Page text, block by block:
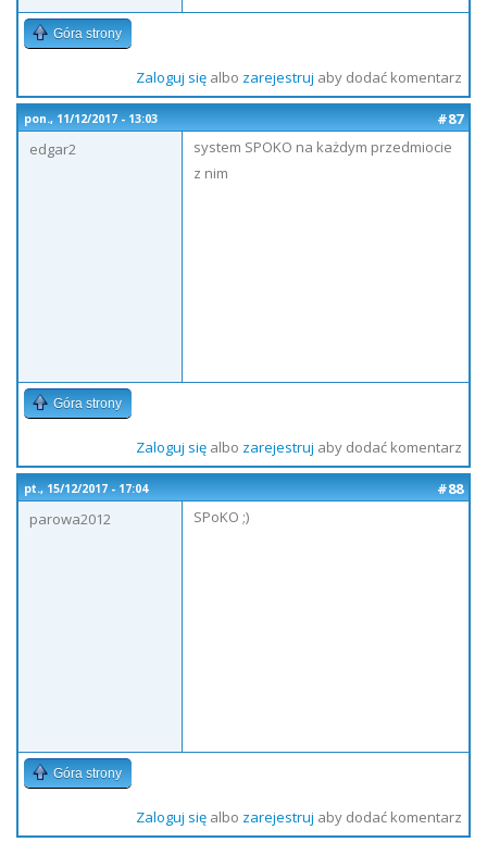
Góra strony
Zaloguj sięalbo zarejestruj aby dodać komentarz
pon., 11/12/2017 - 13:03
#87
edgar2
system SPOKO na każdym przedmiocie
z nim
Góra strony
Zaloguj sięalbo zarejestruj aby dodać komentarz
pt., 15/12/2017 - 17:04
#88
parowa2012
SPoKO ;)
Góra strony
Zaloguj sięalbo zarejestruj aby dodać komentarz